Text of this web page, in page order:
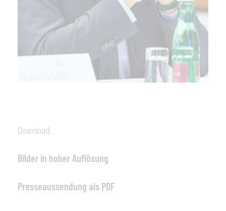
Download:
Bilder in hoher Auflösung
Presseaussendung als PDF